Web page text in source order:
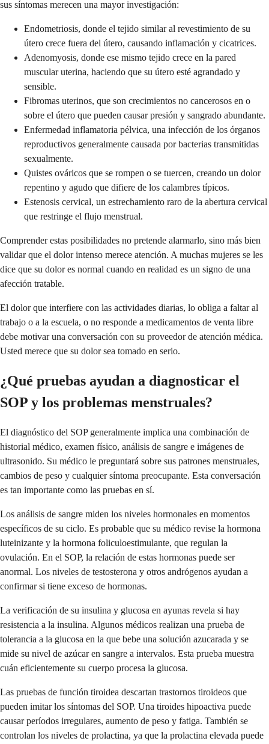
sus síntomas merecen una mayor investigación:
Endometriosis, donde el tejido similar al revestimiento de su
útero crece fuera del útero, causando inflamación y cicatrices.
Adenomyosis, donde ese mismo tejido crece en la pared
muscular uterina, haciendo que su útero esté agrandado y
sensible.
Fibromas uterinos, que son crecimientos no cancerosos en o
sobre el útero que pueden causar presión y sangrado abundante.
Enfermedad inflamatoria pélvica, una infección de los órganos
reproductivos generalmente causada por bacterias transmitidas
sexualmente.
Quistes ováricos que se rompen o se tuercen, creando un dolor
repentino y agudo que difiere de los calambres típicos.
Estenosis cervical, un estrechamiento raro de la abertura cervical
que restringe el flujo menstrual.
Comprender estas posibilidades no pretende alarmarlo, sino más bien
validar que el dolor intenso merece atención. A muchas mujeres se les
dice que su dolor es normal cuando en realidad es un signo de una
afección tratable.
El dolor que interfiere con las actividades diarias, lo obliga a faltar al
trabajo o a la escuela, o no responde a medicamentos de venta libre
debe motivar una conversación con su proveedor de atención médica.
Usted merece que su dolor sea tomado en serio.
¿Qué pruebas ayudan a diagnosticar el
SOP y los problemas menstruales?
El diagnóstico del SOP generalmente implica una combinación de
historial médico, examen físico, análisis de sangre e imágenes de
ultrasonido. Su médico le preguntará sobre sus patrones menstruales,
cambios de peso y cualquier síntoma preocupante. Esta conversación
es tan importante como las pruebas en sí.
Los análisis de sangre miden los niveles hormonales en momentos
específicos de su ciclo. Es probable que su médico revise la hormona
luteinizante y la hormona foliculoestimulante, que regulan la
ovulación. En el SOP, la relación de estas hormonas puede ser
anormal. Los niveles de testosterona y otros andrógenos ayudan a
confirmar si tiene exceso de hormonas.
La verificación de su insulina y glucosa en ayunas revela si hay
resistencia a la insulina. Algunos médicos realizan una prueba de
tolerancia a la glucosa en la que bebe una solución azucarada y se
mide su nivel de azúcar en sangre a intervalos. Esta prueba muestra
cuán eficientemente su cuerpo procesa la glucosa.
Las pruebas de función tiroidea descartan trastornos tiroideos que
pueden imitar los síntomas del SOP. Una tiroides hipoactiva puede
causar períodos irregulares, aumento de peso y fatiga. También se
controlan los niveles de prolactina, ya que la prolactina elevada puede